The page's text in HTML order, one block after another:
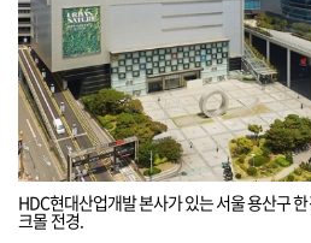
HDC현대산업개발 본사가 있는 서울 용산구
크몰 전경.